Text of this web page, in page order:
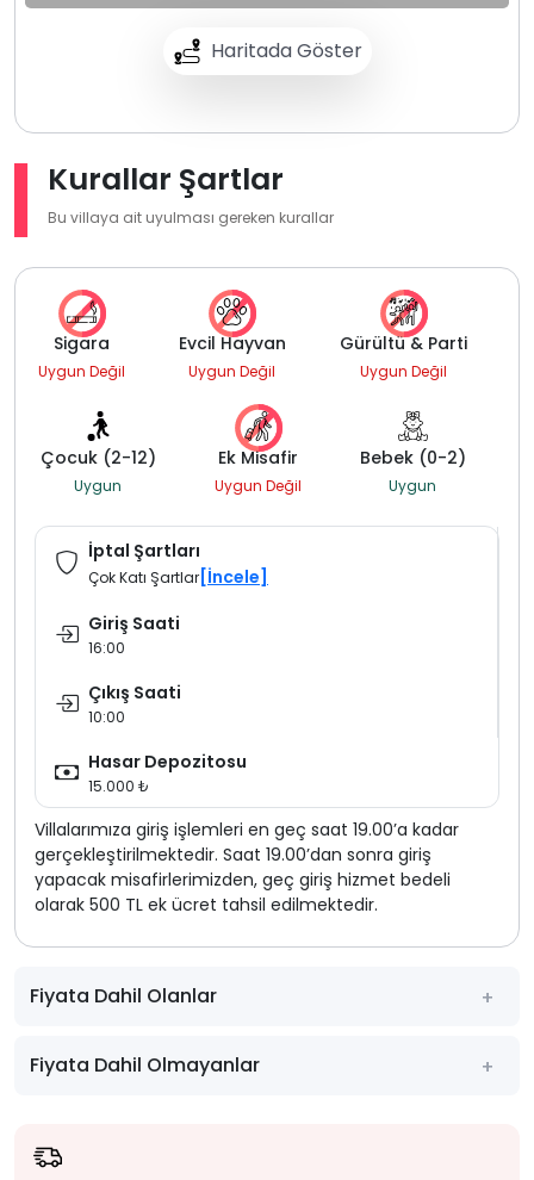
Haritada Göster
Kurallar Şartlar
Bu villaya ait uyulması gereken kurallar
Sigara
Uygun Değil
Evcil Hayvan
Uygun Değil
Gürültü & Parti
Uygun Değil
Çocuk (2-12)
Uygun
Ek Misafir
Uygun Değil
Bebek (0-2)
Uygun
İptal Şartları
Çok Katı Şartlar [İncele]
Giriş Saati
16:00
Çıkış Saati
10:00
Hasar Depozitosu
15.000 ₺
Villalarımıza giriş işlemleri en geç saat 19.00’a kadar
gerçekleştirilmektedir. Saat 19.00’dan sonra giriş
yapacak misafirlerimizden, geç giriş hizmet bedeli
olarak 500 TL ek ücret tahsil edilmektedir.
Fiyata Dahil Olanlar
Fiyata Dahil Olmayanlar